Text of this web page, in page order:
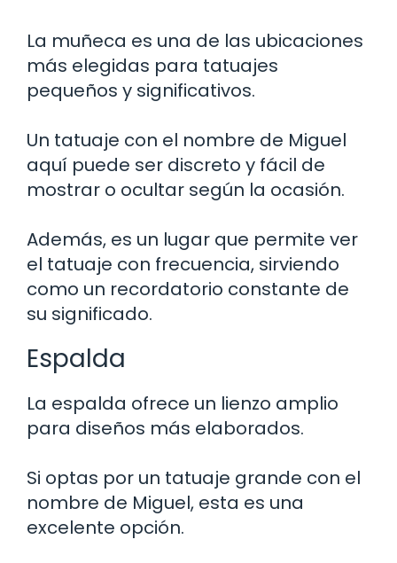
La muñeca es una de las ubicaciones
más elegidas para tatuajes
pequeños y significativos.
Un tatuaje con el nombre de Miguel
aquí puede ser discreto y fácil de
mostrar o ocultar según la ocasión.
Además, es un lugar que permite ver
el tatuaje con frecuencia, sirviendo
como un recordatorio constante de
su significado.
Espalda
La espalda ofrece un lienzo amplio
para diseños más elaborados.
Si optas por un tatuaje grande con el
nombre de Miguel, esta es una
excelente opción.